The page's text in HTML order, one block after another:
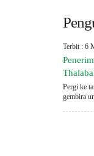
Terbit : 6
Pergi ke
gembira